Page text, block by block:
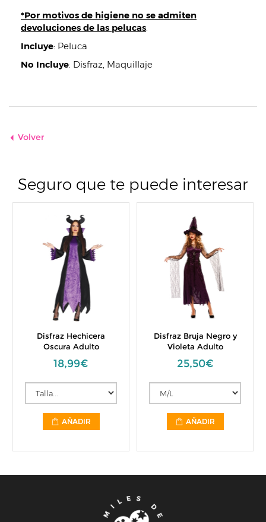
*Por motivos de higiene no se admiten
devoluciones de las pelucas.
Incluye: Peluca
No Incluye: Disfraz, Maquillaje
Volver
Seguro que te puede interesar
Disfraz Hechicera
Oscura Adulto
18,99€
AÑADIR
Disfraz Bruja Negro y
Violeta Adulto
25,50€
AÑADIR